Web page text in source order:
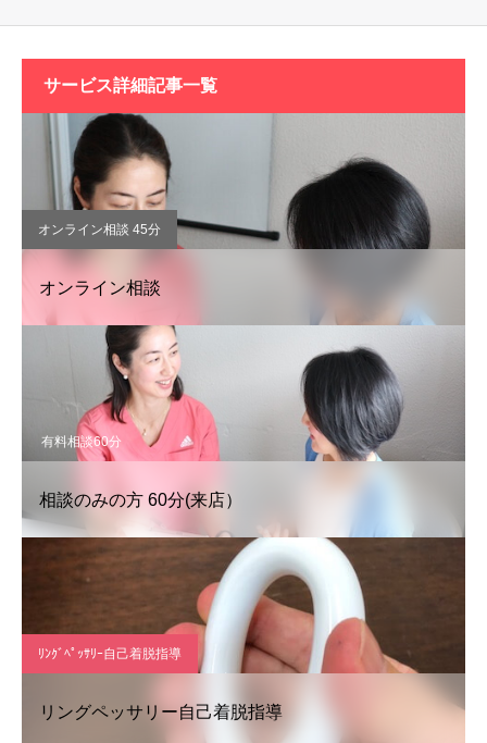
サービス詳細記事一覧
オンライン相談 45分
オンライン相談
有料相談60分
相談のみの方 60分(来店）
ﾘﾝｸﾞﾍﾟｯｻﾘｰ自己着脱指導
リングペッサリー自己着脱指導